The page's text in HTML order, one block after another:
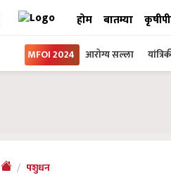
होम बातम्या
MFOI 2024 आरोग्य सल्ला
पशुधन